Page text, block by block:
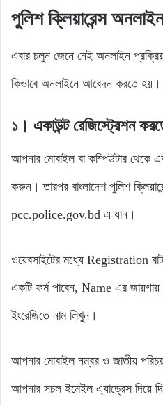
পুলিশ ক্লিয়ারেন্স
এবার চলুন জেনে নেই অনলাইন
কিভাবে অনলাইনে আবেদন করতে হয়।
১। একাউন্ট রেজিস্ট্রেশন
আপনার মোবাইল বা কম্পিউটার থেকে
করুন। তারপর বাংলাদেশ পুলিশ
pcc.police.gov.bd এ যান।
ওয়েবসাইটের মধ্যে Registration
একটি ফর্ম পাবেন, Name এর জায়গায়
ইংরেজিতে নাম লিখুন।
আপনার মোবাইল নম্বর ও জাতীয়
আপনার সচল ইমেইল এ্যাড্রেস দিয়ে